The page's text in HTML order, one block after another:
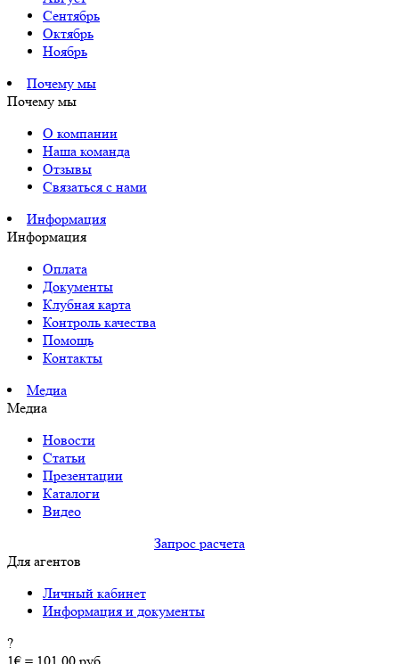
Сентябрь
Октябрь
Ноябрь
Почему мы
Почему мы
О компании
Наша команда
Отзывы
Связаться с нами
Информация
Информация
Оплата
Документы
Клубная карта
Контроль качества
Помощь
Контакты
Медиа
Медиа
Новости
Статьи
Презентации
Каталоги
Видео
Запрос расчета
Для агентов
Личный кабинет
Информация и документы
?